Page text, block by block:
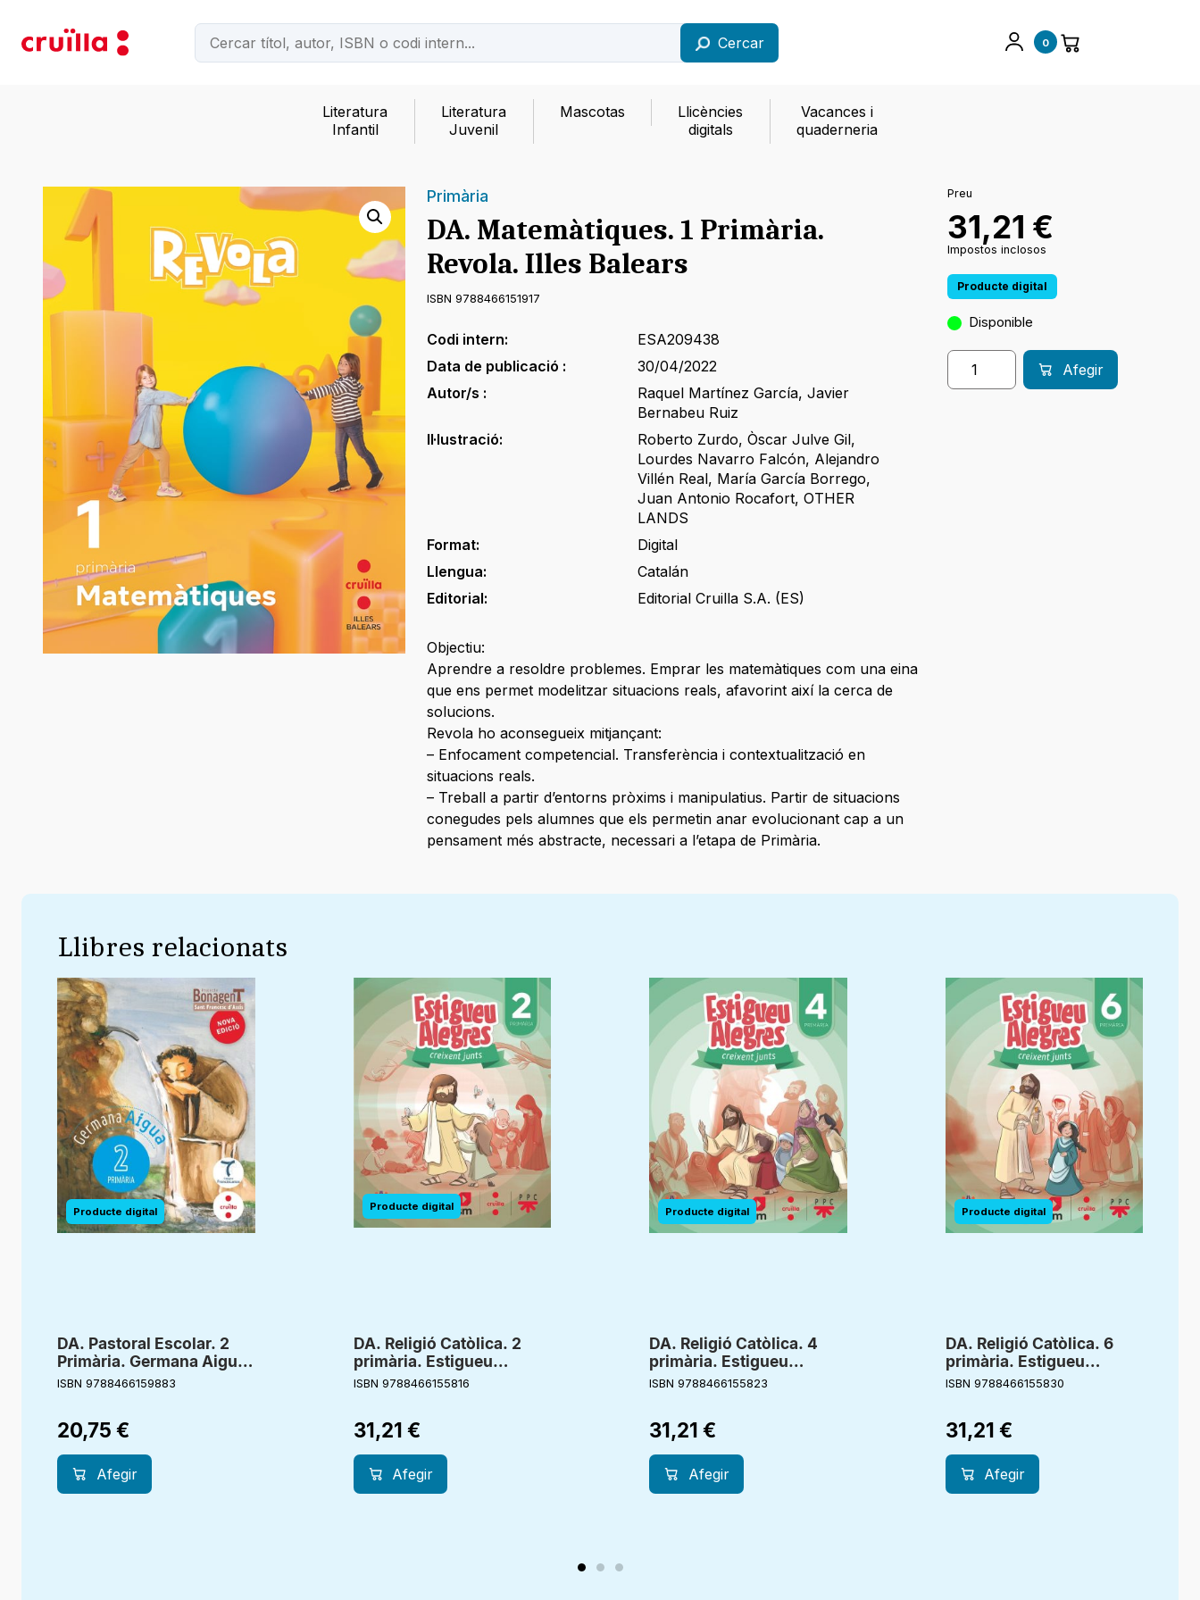
Cercar 0
Literatura
Infantil
Literatura
Juvenil
Mascotas
Llicències
digitals
Vacances i
quaderneria
Primària
DA. Matemàtiques. 1 Primària.
Revola. Illes Balears
ISBN 9788466151917
Codi intern:
ESA209438
Data de publicació :
30/04/2022
Autor/s :
Raquel Martínez García,Javier
Bernabeu Ruiz
Il·lustració:
Roberto Zurdo,Òscar Julve Gil,
Lourdes Navarro Falcón, Alejandro
Villén Real, María García Borrego,
Juan Antonio Rocafort,OTHER
LANDS
Format:
Digital
Llengua:
Catalán
Editorial:
Editorial Cruilla S.A. (ES)
Objectiu:
Aprendre a resoldre problemes. Emprar les matemàtiques com una eina
que ens permet modelitzar situacions reals, afavorint així la cerca de
solucions.
Revola ho aconsegueix mitjançant:
– Enfocament competencial. Transferència i contextualització en
situacions reals.
– Treball a partir d’entorns pròxims i manipulatius. Partir de situacions
conegudes pels alumnes que els permetin anar evolucionant cap a un
pensament més abstracte, necessari a l’etapa de Primària.
Preu
31,21 €
Impostos inclosos
Producte digital
Disponible
Afegir
Llibres relacionats
DA. Pastoral Escolar. 2
Primària. Germana Aigua.
Bonagent
ISBN 9788466159883
20,75 €
Afegir
DA. Religió Catòlica. 2
primària. Estigueu
alegres. Creixent junts
ISBN 9788466155816
31,21 €
Afegir
DA. Religió Catòlica. 4
primària. Estigueu
alegres. Creixent junts
ISBN 9788466155823
31,21 €
Afegir
DA. Religió Catòlica. 6
primària. Estigueu
alegres. Creixent junts
ISBN 9788466155830
31,21 €
Afegir